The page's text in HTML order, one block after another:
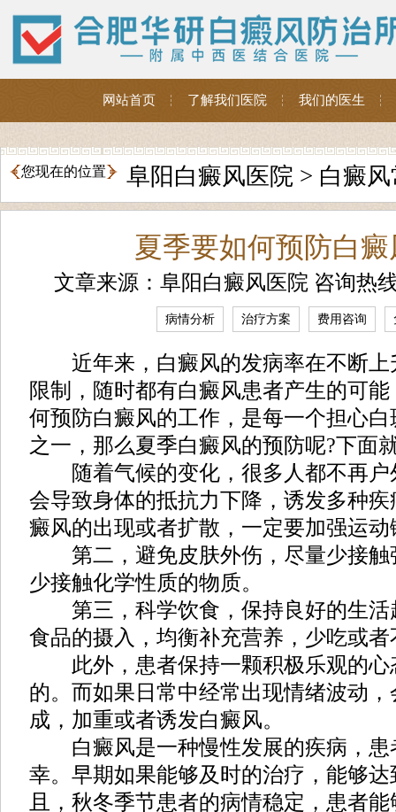
网站首页 了解我们医院 我们的医生
您现在的位置 阜阳白癜风医院 > 白癜
夏季要如何预防白
文章来源：阜阳白癜风医院 咨询热
病情分析 治疗方案 费用咨询
近年来，白癜风的发病率在不断上
限制，随时都有白癜风患者产生的可
何预防白癜风的工作，是每一个担心
之一，那么夏季白癜风的预防呢?下面
随着气候的变化，很多人都不再户
会导致身体的抵抗力下降，诱发多种
癜风的出现或者扩散，一定要加强运
第二，避免皮肤外伤，尽量少接触
少接触化学性质的物质。
第三，科学饮食，保持良好的生活
食品的摄入，均衡补充营养，少吃或
此外，患者保持一颗积极乐观的心
的。而如果日常中经常出现情绪波动
成，加重或者诱发白癜风。
白癜风是一种慢性发展的疾病，患
幸。早期如果能够及时的治疗，能够
且，秋冬季节患者的病情稳定，患者